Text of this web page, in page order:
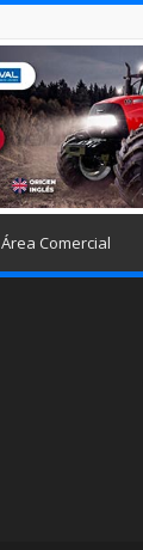
Área Comercial